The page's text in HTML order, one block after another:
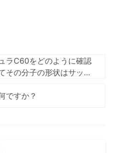
ラC60をどのように確認
その分子の形状はサッカ
ですか？